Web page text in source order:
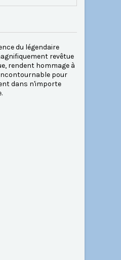
du légendaire
revêtue
rendent hommage à
pour
dans n'importe